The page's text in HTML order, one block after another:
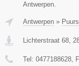
Antwerpen.
Antwerpen » Puurs
Lichterstraat 68,
Tel: 0477188628,